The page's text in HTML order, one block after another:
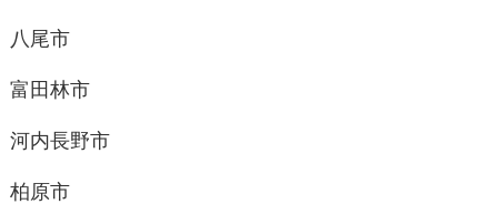
八尾市
富田林市
河内長野市
柏原市